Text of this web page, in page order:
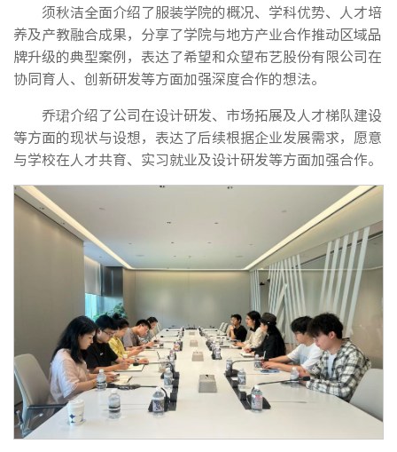
须秋洁全面介绍了服装学院的概况、学科优势、人才培
养及产教融合成果，分享了学院与地方产业合作推动区域品
牌升级的典型案例，表达了希望和众望布艺股份有限公司在
协同育人、创新研发等方面加强深度合作的想法。
乔珺介绍了公司在设计研发、市场拓展及人才梯队建设
等方面的现状与设想，表达了后续根据企业发展需求，愿意
与学校在人才共育、实习就业及设计研发等方面加强合作。